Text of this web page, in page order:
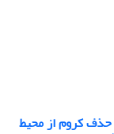
کروم از محیط